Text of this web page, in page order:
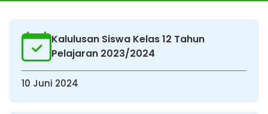
Kalulusan Siswa Kelas 12 Tahun
Pelajaran 2023/2024
10 Juni 2024